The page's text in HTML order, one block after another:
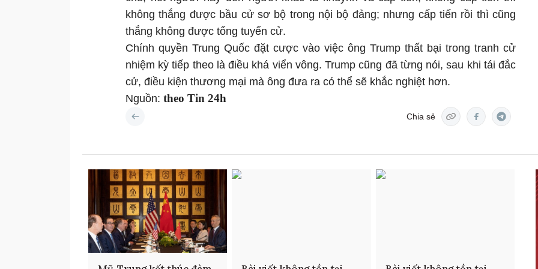
không thắng được bầu cử sơ bộ trong nội bộ đảng; nhưng cấp tiến rồi thì cũng
thắng không được tổng tuyển cử.
Chính quyền Trung Quốc đặt cược vào việc ông Trump thất bại trong tranh cử
nhiệm kỳ tiếp theo là điều khá viển vông. Trump cũng đã từng nói, sau khi tái đắc
cử, điều kiện thương mại mà ông đưa ra có thể sẽ khắc nghiệt hơn.
Nguồn: theo Tin 24h
Chia sẻ